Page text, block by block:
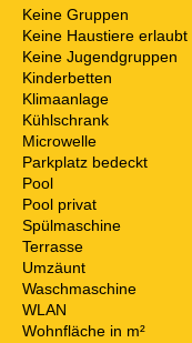
Keine Gruppen
Keine Haustiere erlaubt
Keine Jugendgruppen
Kinderbetten
Klimaanlage
Kühlschrank
Microwelle
Parkplatz bedeckt
Pool
Pool privat
Spülmaschine
Terrasse
Umzäunt
Waschmaschine
WLAN
Wohnfläche in m²